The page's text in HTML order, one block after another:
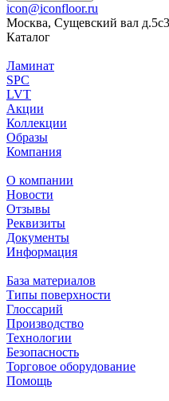
icon@iconfloor.ru
Москва, Сущевский вал
Каталог
Ламинат
SPC
LVT
Акции
Коллекции
Образы
Компания
О компании
Новости
Отзывы
Реквизиты
Документы
Информация
База материалов
Типы поверхности
Глоссарий
Производство
Технологии
Безопасность
Торговое оборудование
Помощь